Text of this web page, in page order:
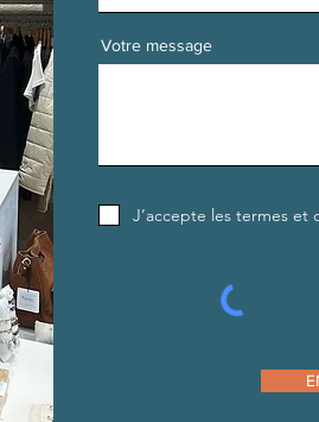
Votre message
J’accepte les termes et